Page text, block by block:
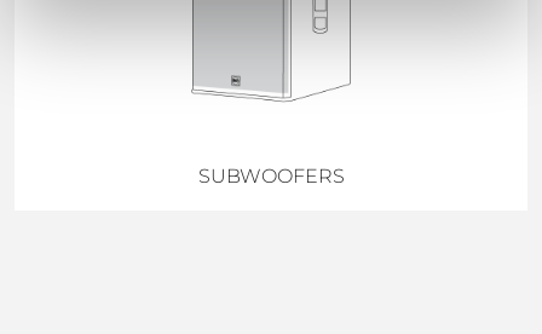
SUBWOOFERS